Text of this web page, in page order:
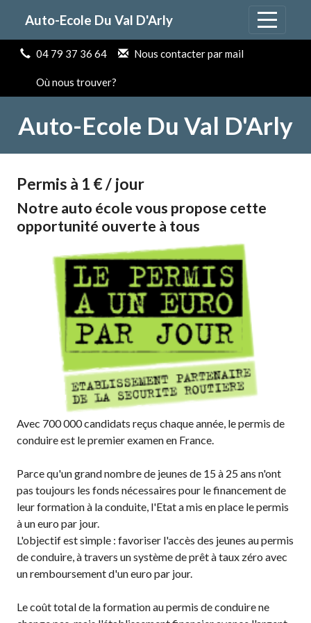
Auto-Ecole Du Val D'Arly
04 79 37 36 64 Nous contacter par mail
Où nous trouver?
Auto-Ecole Du Val D'Arly
Permis à 1 € / jour
Notre auto école vous propose cette
opportunité ouverte à tous
Avec 700 000 candidats reçus chaque année, le permis de
conduire est le premier examen en France.
Parce qu'un grand nombre de jeunes de 15 à 25 ans n'ont
pas toujours les fonds nécessaires pour le financement de
leur formation à la conduite, l'Etat a mis en place le permis
à un euro par jour.
L'objectif est simple : favoriser l'accès des jeunes au permis
de conduire, à travers un système de prêt à taux zéro avec
un remboursement d'un euro par jour.
Le coût total de la formation au permis de conduire ne